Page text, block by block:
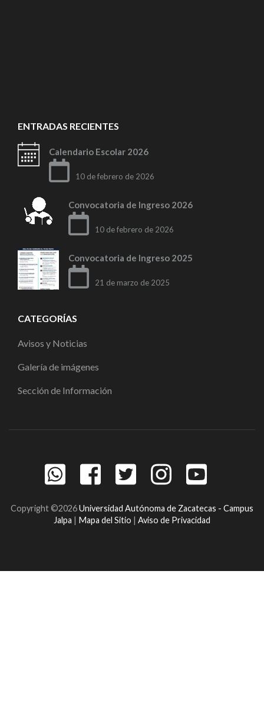
ENTRADAS RECIENTES
Calendario Escolar 2026
10 de febrero de 2026
Convocatoria de Ingreso 2026
10 de febrero de 2026
Convocatoria de Ingreso 2025
21 de marzo de 2025
CATEGORÍAS
Avisos y Noticias
Galería de imágenes
Sección de Información
Copyright ©2026Universidad Autónoma de Zacatecas - Campus
Jalpa | Mapa del Sitio | Aviso de Privacidad